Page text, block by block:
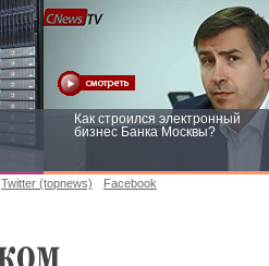
Как строился электронный
бизнес Банка Москвы?
Twitter (topnews) Facebook